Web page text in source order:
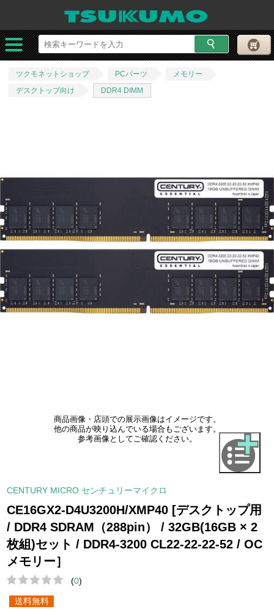
ツクモネットショップ PCパーツ
メモリー
デスクトップ向け
DDR4 DIMM
商品画像・店頭での展示画像はイメージです。
他の商品が映り込んでいる場合もございます。
参考画像としてご確認ください。
CENTURY MICRO センチュリーマイクロ
CE16GX2-D4U3200H/XMP40 [デスクトップ用
/ DDR4 SDRAM（288pin） / 32GB(16GB × 2
枚組)セット / DDR4-3200 CL22-22-22-52 / OC
メモリー］
(0)
送料無料